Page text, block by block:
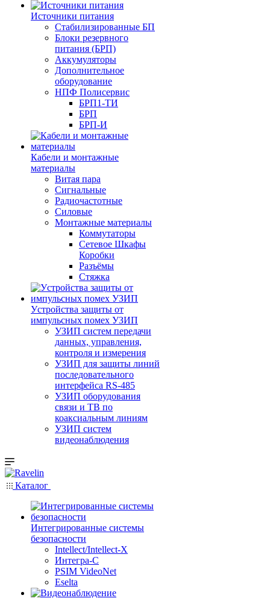
Источники питания
Стабилизированные БП
Блоки резервного
питания (БРП)
Аккумуляторы
Дополнительное
оборудование
НПФ Полисервис
БРП1-ТИ
БРП
БРП-И
Кабели и монтажные
материалы
Витая пара
Сигнальные
Радиочастотные
Силовые
Монтажные материалы
Коммутаторы
Сетевое Шкафы
Коробки
Разъёмы
Стяжка
Уcтройства защиты от
импульсных помех УЗИП
УЗИП систем передачи
данных, управления,
контроля и измерения
УЗИП для защиты линий
последовательного
интерфейса RS-485
УЗИП оборудования
связи и ТВ по
коаксиальным линиям
УЗИП систем
видеонаблюдения
Каталог
Интегрированные системы
безопасности
Intellect/Intellect-X
Интегра-С
PSIM VideoNet
Eselta